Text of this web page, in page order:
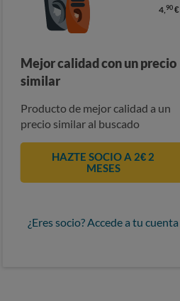
4,90€
Mejor calidad con un precio
similar
Producto de mejor calidad a un
precio similar al buscado
HAZTE SOCIO A 2€ 2
MESES
¿Eres socio? Accede a tu cuenta